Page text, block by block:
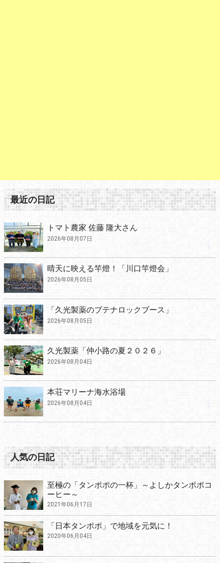
最近の日記
トマト農家 佐藤 隆大さん
2026年08月07日
晴天に映える竿燈！「川口竿燈会」
2026年08月05日
「久光製薬のブテナロックブース」
2026年08月05日
久光製薬「仲小路の夏２０２６」
2026年08月04日
本荘マリーナ海水浴場
2026年08月04日
人気の日記
至極の「タンポポの一杯」～よしかタンポポコ
ーヒー～
2021年06月17日
「日本タンポポ」で地域を元気に！
2020年06月04日